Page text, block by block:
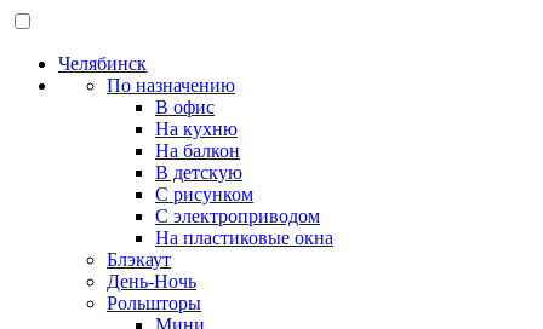
Челябинск
По назначению
В офис
На кухню
На балкон
В детскую
С рисунком
С электроприводом
На пластиковые окна
Блэкаут
День-Ночь
Рольшторы
Мини